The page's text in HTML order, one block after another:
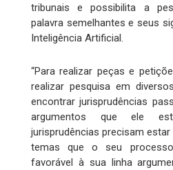
tribunais e possibilita a
palavra semelhantes e seus
Inteligência Artificial.
“Para realizar peças e
realizar pesquisa em
encontrar jurisprudências
argumentos que ele
jurisprudências precisam
temas que o seu
favorável à sua linha